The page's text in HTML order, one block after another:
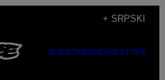
+ SRPSKI
SUBSCRIBENEWSLETTER